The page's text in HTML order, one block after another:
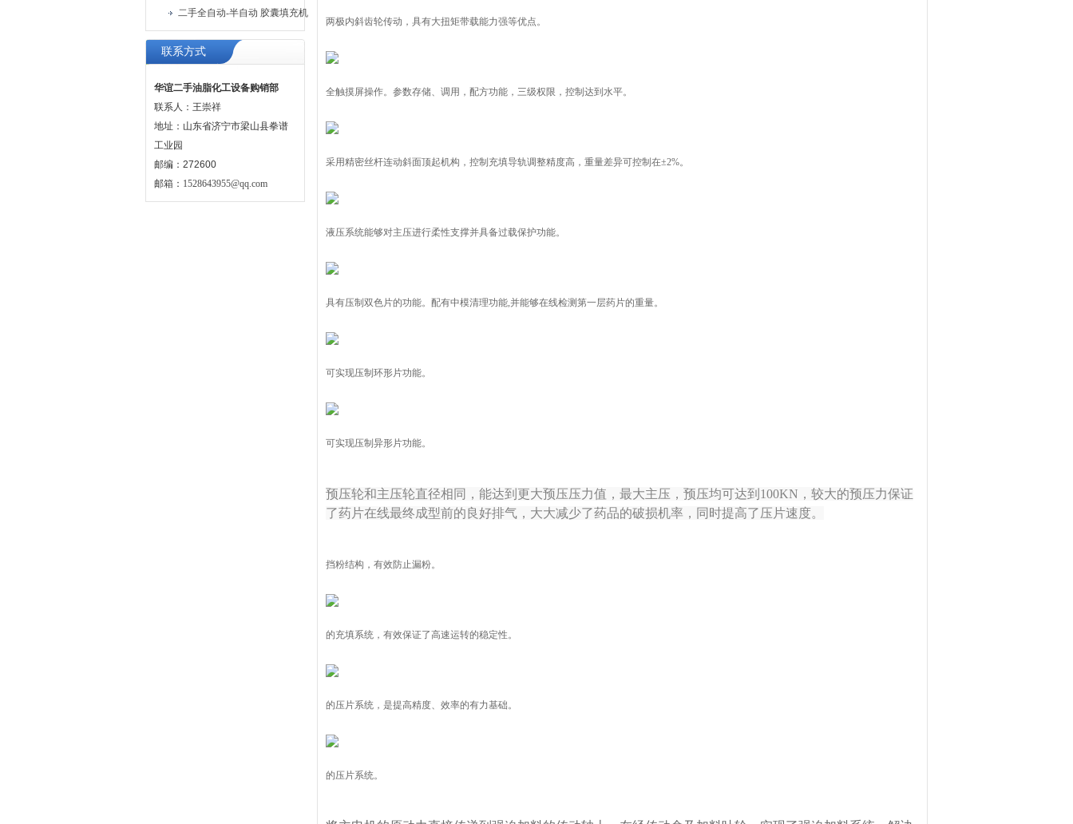
二手全自动-半自动 胶囊填充机
联系方式
华谊二手油脂化工设备购销部
联系人：王崇祥
地址：山东省济宁市梁山县拳谱
工业园
邮编：272600
邮箱： 1528643955@qq.com
两极内斜齿轮传动，具有大扭矩带载能力强等优点。
全触摸屏操作。参数存储、调用，配方功能，三级权限，控制达到水平。
采用精密丝杆连动斜面顶起机构，控制充填导轨调整精度高，重量差异可控制在±2%。
液压系统能够对主压进行柔性支撑并具备过载保护功能。
具有压制双色片的功能。配有中模清理功能,并能够在线检测第一层药片的重量。
可实现压制环形片功能。
可实现压制异形片功能。
预压轮和主压轮直径相同，能达到更大预压压力值，最大主压，预压均可达到100KN，较大的预压力保证
了药片在线最终成型前的良好排气，大大减少了药品的破损机率，同时提高了压片速度。
挡粉结构，有效防止漏粉。
的充填系统，有效保证了高速运转的稳定性。
的压片系统，是提高精度、效率的有力基础。
的压片系统。